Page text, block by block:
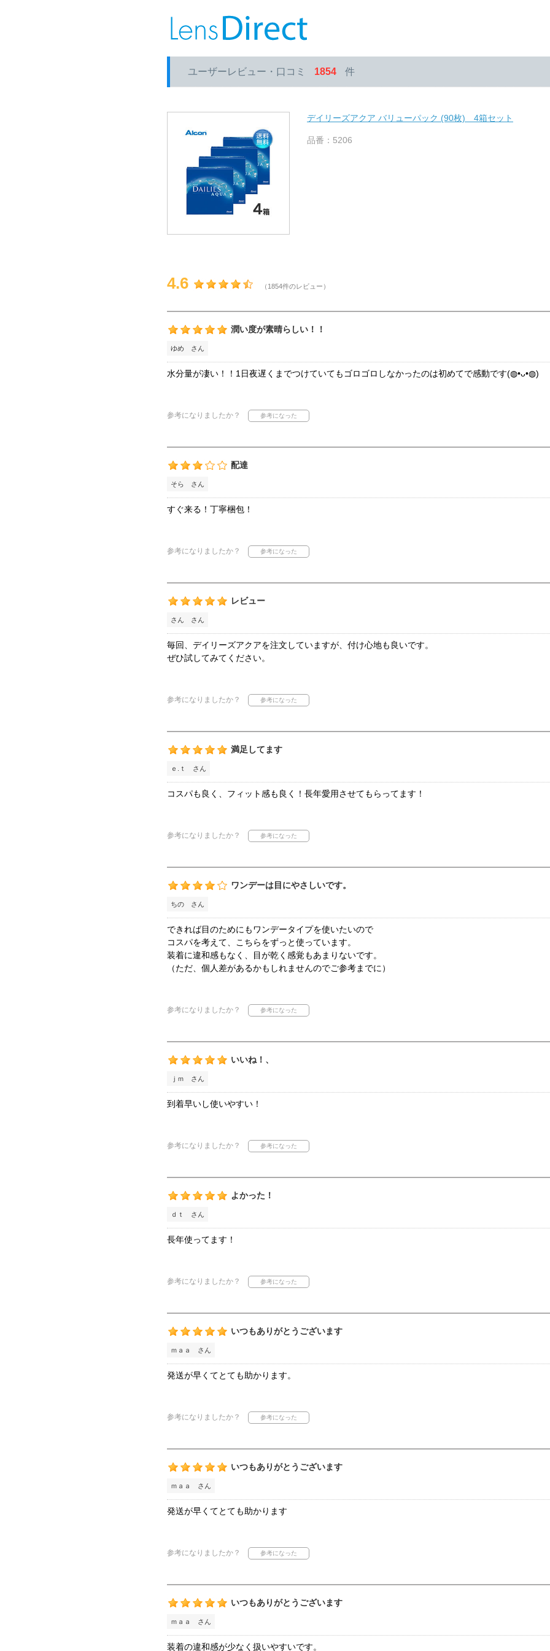
ユーザーレビュー・口コミ 1854 件
デイリーズアクア バリューパック (90枚) 4箱セット
品番：5206
4.6 （1854件のレビュー）
潤い度が素晴らしい！！
ゆめ さん
水分量が凄い！！1日夜遅くまでつけていてもゴロゴロしなかったのは初めてで感動です(◍•ᴗ•◍)
参考になりましたか？
配達
そら さん
すぐ来る！丁寧梱包！
参考になりましたか？
レビュー
さん さん
毎回、デイリーズアクアを注文していますが、付け心地も良いです。
ぜひ試してみてください。
参考になりましたか？
満足してます
ｅ.ｔ さん
コスパも良く、フィット感も良く！長年愛用させてもらってます！
参考になりましたか？
ワンデーは目にやさしいです。
ちの さん
できれば目のためにもワンデータイプを使いたいので
コスパを考えて、こちらをずっと使っています。
装着に違和感もなく、目が乾く感覚もあまりないです。
（ただ、個人差があるかもしれませんのでご参考までに）
参考になりましたか？
いいね！、
ｊｍ さん
到着早いし使いやすい！
参考になりましたか？
よかった！
ｄｔ さん
長年使ってます！
参考になりましたか？
いつもありがとうございます
ｍａａ さん
発送が早くてとても助かります。
参考になりましたか？
いつもありがとうございます
ｍａａ さん
発送が早くてとても助かります
参考になりましたか？
いつもありがとうございます
ｍａａ さん
装着の違和感が少なく扱いやすいです。